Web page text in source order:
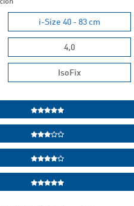
i-Size 40 - 83 cm
4,0
IsoFix